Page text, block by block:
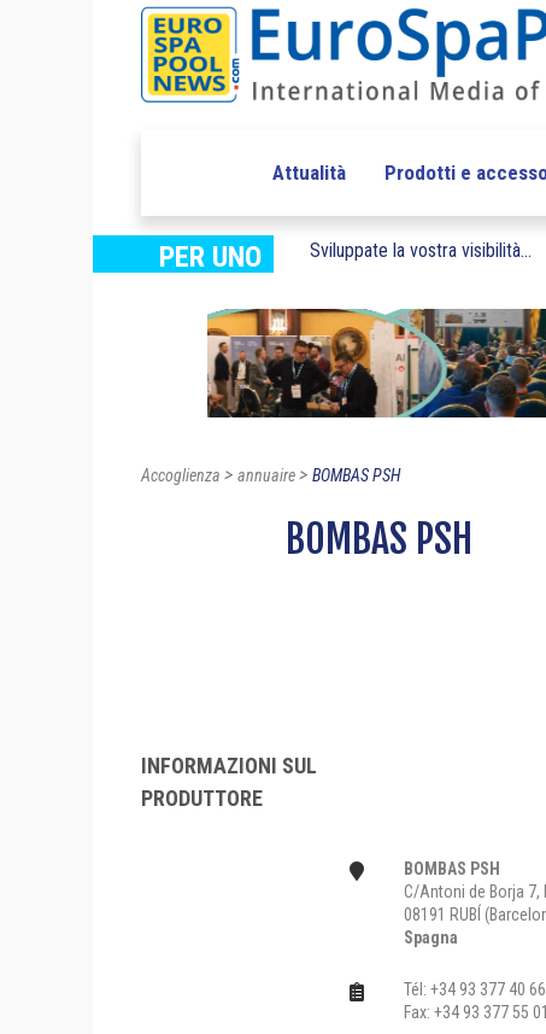
Attualità Prodotti e
PER UNO Sviluppate la vostra visibilità...
Accoglienza > annuaire> BOMBAS PSH
BOMBAS PSH
INFORMAZIONI SUL
PRODUTTORE
BOMBAS PSH
C/Antoni de Borja 7,
08191 RUBÍ
Spagna
Tél: +34 93 377 40 66
Fax: +34 93 377 55 01